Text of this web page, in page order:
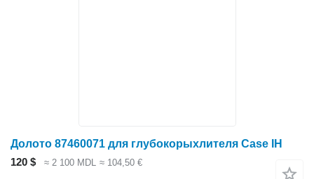
Долото 87460071 для глубокорыхлителя Case IH
120 $
≈ 2 100 MDL ≈ 104,50 €